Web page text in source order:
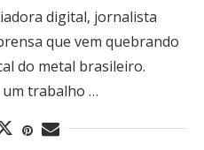
digital, jornalista
que vem quebrando
do metal brasileiro.
um trabalho …